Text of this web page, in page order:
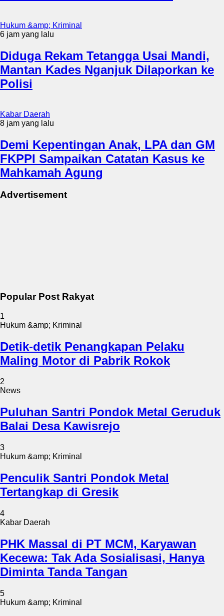
Hukum &amp; Kriminal
6 jam yang lalu
Diduga Rekam Tetangga Usai Mandi,
Mantan Kades Nganjuk Dilaporkan ke
Polisi
Kabar Daerah
8 jam yang lalu
Demi Kepentingan Anak, LPA dan GM
FKPPI Sampaikan Catatan Kasus ke
Mahkamah Agung
Advertisement
Popular Post Rakyat
1
Hukum &amp; Kriminal
Detik-detik Penangkapan Pelaku
Maling Motor di Pabrik Rokok
2
News
Puluhan Santri Pondok Metal Geruduk
Balai Desa Kawisrejo
3
Hukum &amp; Kriminal
Penculik Santri Pondok Metal
Tertangkap di Gresik
4
Kabar Daerah
PHK Massal di PT MCM, Karyawan
Kecewa: Tak Ada Sosialisasi, Hanya
Diminta Tanda Tangan
5
Hukum &amp; Kriminal